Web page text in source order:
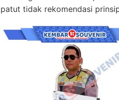
patut tidak rekomendasi